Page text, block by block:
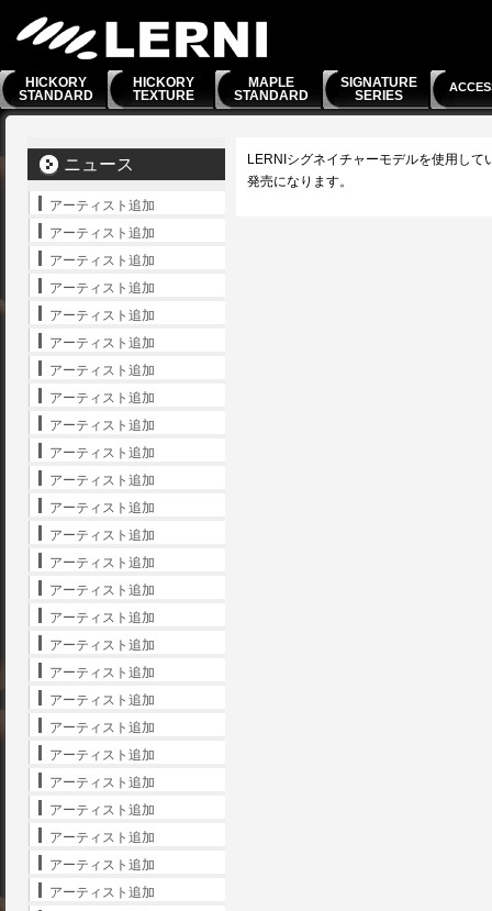
HICKORY
STANDARD
HICKORY
TEXTURE
MAPLE
STANDARD
SIGNATURE
SERIES
LERNIシグネイチャーモデルを使用して
発売になります。
ニュース
アーティスト追加
アーティスト追加
アーティスト追加
アーティスト追加
アーティスト追加
アーティスト追加
アーティスト追加
アーティスト追加
アーティスト追加
アーティスト追加
アーティスト追加
アーティスト追加
アーティスト追加
アーティスト追加
アーティスト追加
アーティスト追加
アーティスト追加
アーティスト追加
アーティスト追加
アーティスト追加
アーティスト追加
アーティスト追加
アーティスト追加
アーティスト追加
アーティスト追加
アーティスト追加